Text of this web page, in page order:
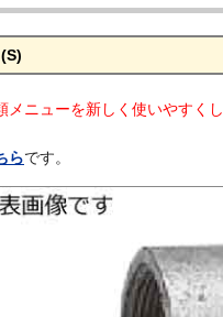
ニューを新しく使いやすく
らです。